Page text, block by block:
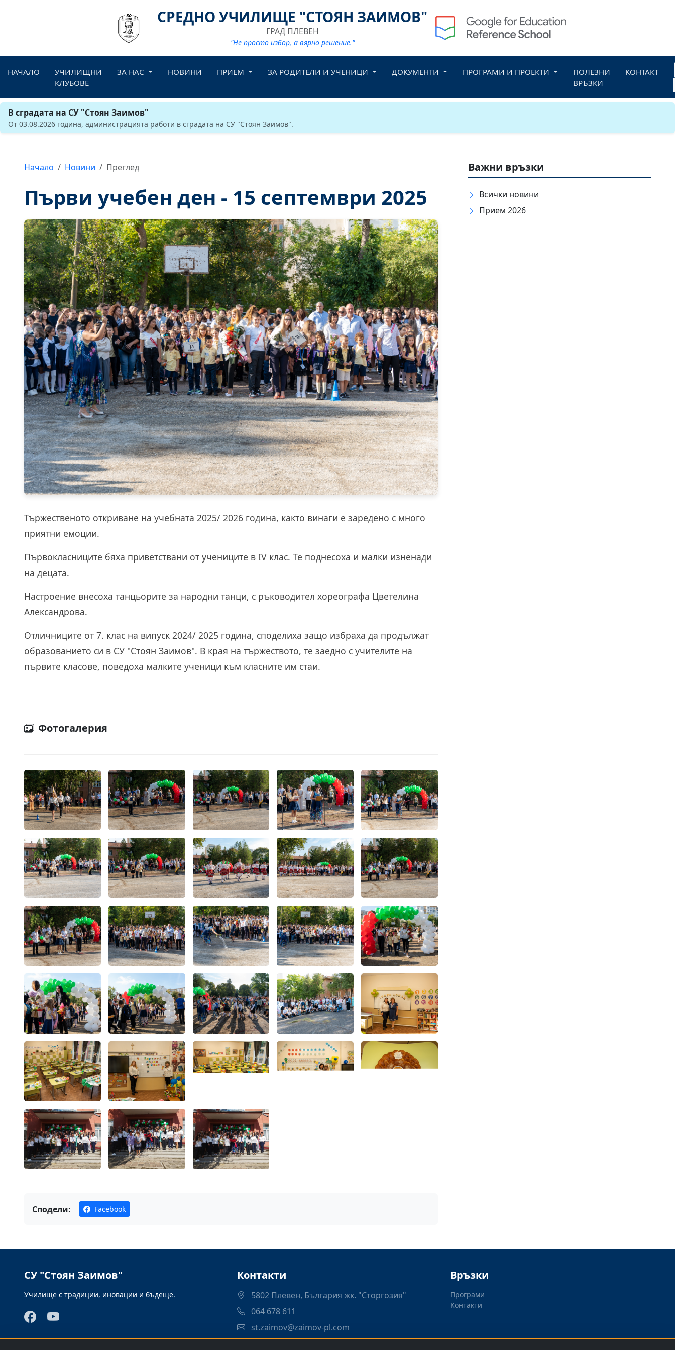
СРЕДНО УЧИЛИЩЕ "СТОЯН ЗАИМОВ"
ГРАД ПЛЕВЕН
"Не просто избор, а вярно решение."
НАЧАЛО
УЧИЛИЩНИ
КЛУБОВЕ
ЗА НАС НОВИНИ ПРИЕМ ЗА РОДИТЕЛИ И УЧЕНИЦИ ДОКУМЕНТИ ПРОГРАМИ И ПРОЕКТИ
ПОЛЕЗНИ
ВРЪЗКИ
КОНТАКТ
В сградата на СУ "Стоян Заимов"
От 03.08.2026 година, администрацията работи в сградата на СУ "Стоян Заимов".
Начало Новини Преглед
Първи учебен ден - 15 септември 2025
Тържественото откриване на учебната 2025/ 2026 година, както винаги е заредено с много
приятни емоции.
Първокласниците бяха приветствани от учениците в IV клас. Те поднесоха и малки изненади
на децата.
Настроение внесоха танцьорите за народни танци, с ръководител хореографа Цветелина
Александрова.
Отличниците от 7. клас на випуск 2024/ 2025 година, споделиха защо избраха да продължат
образованието си в СУ "Стоян Заимов". В края на тържеството, те заедно с учителите на
първите класове, поведоха малките ученици към класните им стаи.
Фотогалерия
Сподели: Facebook
Важни връзки
Всички новини
Прием 2026
СУ "Стоян Заимов"
Училище с традиции, иновации и бъдеще.
Контакти
5802 Плевен, България жк. "Сторгозия"
064 678 611
st.zaimov@zaimov-pl.com
Връзки
Програми
Контакти